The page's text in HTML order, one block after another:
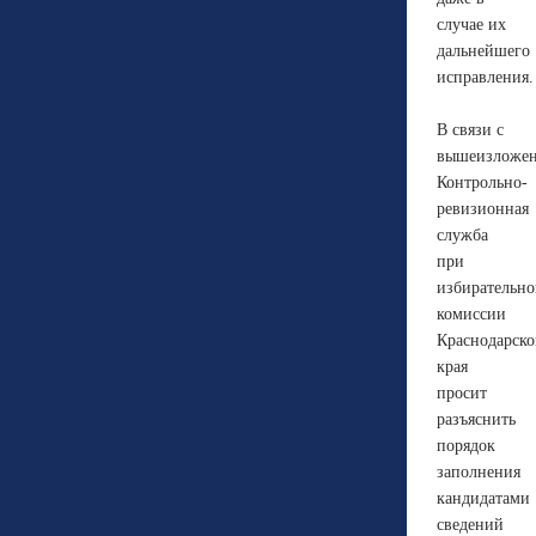
случае их
дальнейшего
В связи с
Контрольно-
ревизионная
служба
при
комиссии
края
просит
разъяснить
порядок
заполнения
кандидатами
сведений